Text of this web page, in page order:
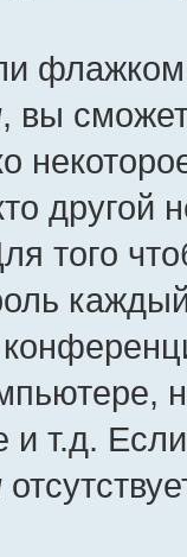
, вы
другой
того
и т.д.